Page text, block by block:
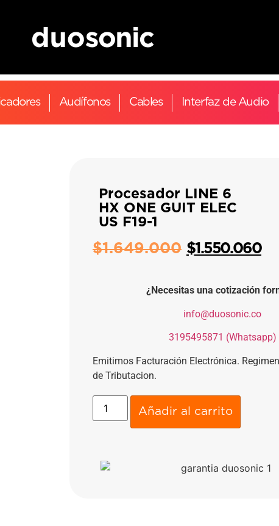
Audífonos Cables Interfaz de Audio
Procesador LINE 6
HX ONE GUIT ELEC
US F19-1
$1.649.000 $1.550.060
¿Necesitas una cotización
info@duosonic.co
3195495871 (Whatsapp)
Emitimos Facturación Electrónica.
de Tributacion.
Añadir al carrito